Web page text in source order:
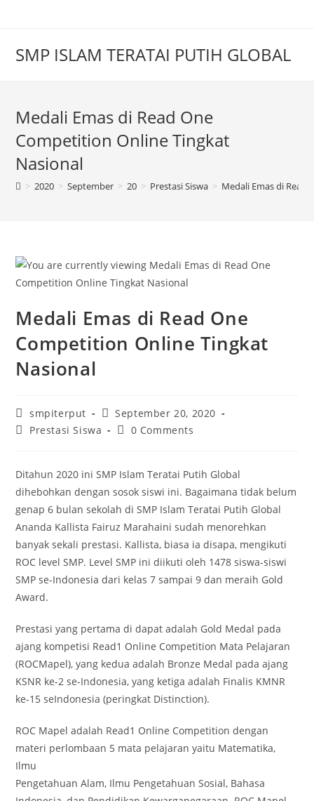
SMP ISLAM TERATAI PUTIH GLOBAL
Medali Emas di Read One
Competition Online Tingkat
Nasional
> 2020 > September > 20 > Prestasi Siswa > Medali Emas di Read
Medali Emas di Read One
Competition Online Tingkat
Nasional
smpiterput
September 20, 2020
Prestasi Siswa
0 Comments
Ditahun 2020 ini SMP Islam Teratai Putih Global
dihebohkan dengan sosok siswi ini. Bagaimana tidak belum
genap 6 bulan sekolah di SMP Islam Teratai Putih Global
Ananda Kallista Fairuz Marahaini sudah menorehkan
banyak sekali prestasi. Kallista, biasa ia disapa, mengikuti
ROC level SMP. Level SMP ini diikuti oleh 1478 siswa-siswi
SMP se-Indonesia dari kelas 7 sampai 9 dan meraih Gold
Award.
Prestasi yang pertama di dapat adalah Gold Medal pada
ajang kompetisi Read1 Online Competition Mata Pelajaran
(ROCMapel), yang kedua adalah Bronze Medal pada ajang
KSNR ke-2 se-Indonesia, yang ketiga adalah Finalis KMNR
ke-15 seIndonesia (peringkat Distinction).
ROC Mapel adalah Read1 Online Competition dengan
materi perlombaan 5 mata pelajaran yaitu Matematika,
Ilmu
Pengetahuan Alam, Ilmu Pengetahuan Sosial, Bahasa